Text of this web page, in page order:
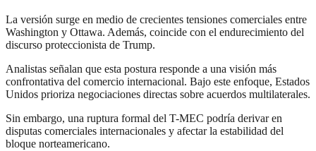
La versión surge en medio de crecientes tensiones comerciales entre
Washington y Ottawa. Además, coincide con el endurecimiento del
discurso proteccionista de Trump.
Analistas señalan que esta postura responde a una visión más
confrontativa del comercio internacional. Bajo este enfoque, Estados
Unidos prioriza negociaciones directas sobre acuerdos multilaterales.
Sin embargo, una ruptura formal del T-MEC podría derivar en
disputas comerciales internacionales y afectar la estabilidad del
bloque norteamericano.